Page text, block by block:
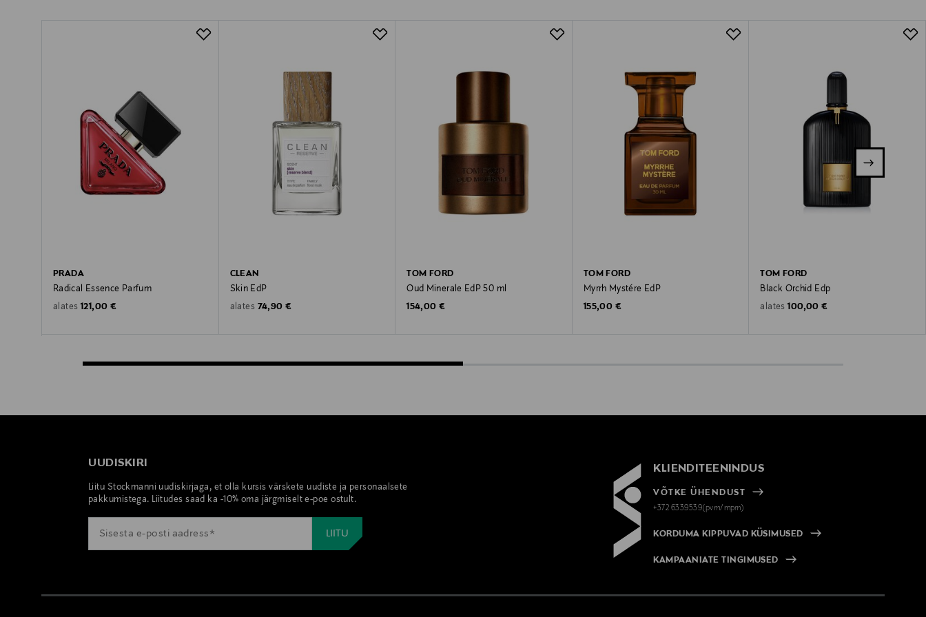
PRADA
Radical Essence Parfum
alates Original Price
121,00 €
CLEAN
Skin EdP
alates Original Price
74,90 €
TOM FORD
Oud Minerale EdP 50 ml
Original Price
154,00 €
TOM FORD
Myrrh Mystére EdP
Original Price
155,00 €
TOM FORD
Black Orchid Edp
alates Original Price
100,00 €
UUDISKIRI
Liitu Stockmanni uudiskirjaga, et olla kursis värskete uudiste ja personaalsete
pakkumistega. Liitudes saad ka -10% oma järgmiselt e-poe ostult.
KLIENDITEENINDUS
VÕTKE ÜHENDUST
+372 6339539(pvm/mpm)
KORDUMA KIPPUVAD KÜSIMUSED
KAMPAANIATE TINGIMUSED